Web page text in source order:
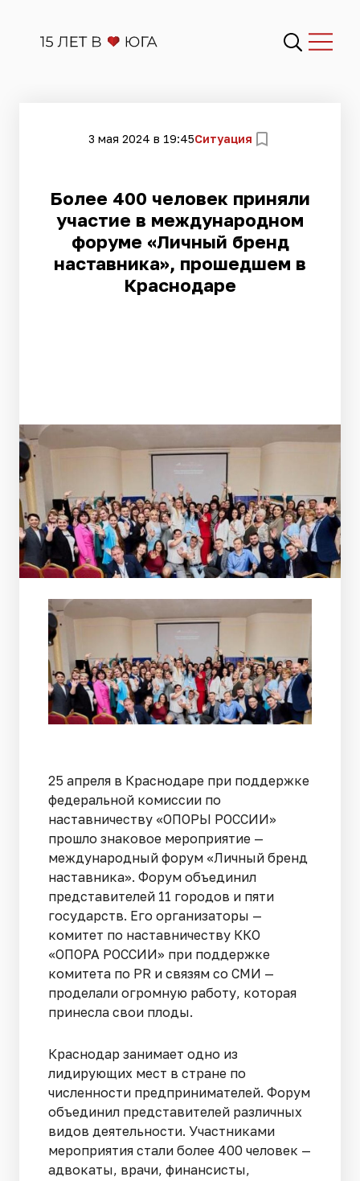
3 мая 2024 в 19:45Ситуация
Более 400 человек приняли
участие в международном
форуме «Личный бренд
наставника», прошедшем в
Краснодаре
25 апреля в Краснодаре при поддержке
федеральной комиссии по
наставничеству «ОПОРЫ РОССИИ»
прошло знаковое мероприятие —
международный форум «Личный бренд
наставника». Форум объединил
представителей 11 городов и пяти
государств. Его организаторы —
комитет по наставничеству ККО
«ОПОРА РОССИИ» при поддержке
комитета по PR и связям со СМИ —
проделали огромную работу, которая
принесла свои плоды.
Краснодар занимает одно из
лидирующих мест в стране по
численности предпринимателей. Форум
объединил представителей различных
видов деятельности. Участниками
мероприятия стали более 400 человек —
адвокаты, врачи, финансисты,